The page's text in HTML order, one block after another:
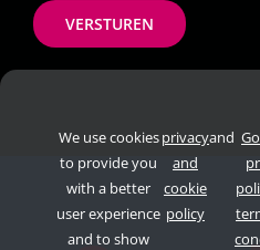
VERSTUREN
We use cookies
to provide you
with a better
user experience
and to show
privacy
and
cookie
policy
and